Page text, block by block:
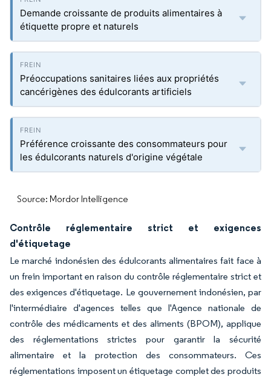
Demande croissante de produits alimentaires à
étiquette propre et naturels
Préoccupations sanitaires liées aux propriétés
cancérigènes des édulcorants artificiels
Préférence croissante des consommateurs pour
les édulcorants naturels d'origine végétale
Source: Mordor Intelligence
Contrôle réglementaire strict et exigences
d'étiquetage
Le marché indonésien des édulcorants alimentaires fait face à
un frein important en raison du contrôle réglementaire strict et
des exigences d'étiquetage. Le gouvernement indonésien, par
l'intermédiaire d'agences telles que l'Agence nationale de
contrôle des médicaments et des aliments (BPOM), applique
des réglementations strictes pour garantir la sécurité
alimentaire et la protection des consommateurs. Ces
réglementations imposent un étiquetage complet des produits